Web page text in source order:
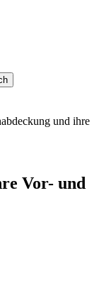
und ihre
Vor- und